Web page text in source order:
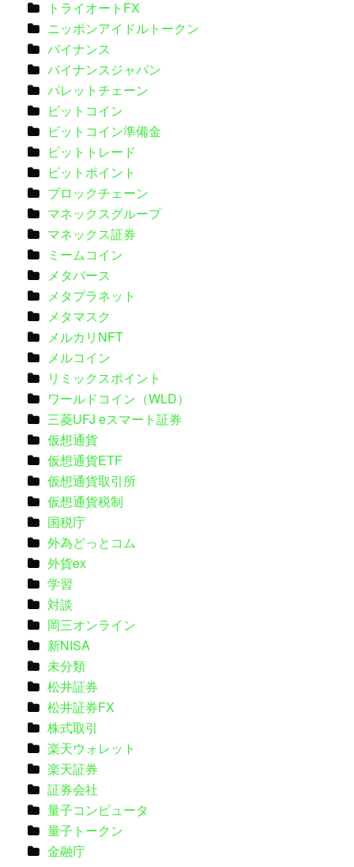
トライオートFX
ニッポンアイドルトークン
バイナンス
バイナンスジャパン
パレットチェーン
ビットコイン
ビットコイン準備金
ビットトレード
ビットポイント
ブロックチェーン
マネックスグループ
マネックス証券
ミームコイン
メタバース
メタプラネット
メタマスク
メルカリNFT
メルコイン
リミックスポイント
ワールドコイン（WLD）
三菱UFJ eスマート証券
仮想通貨
仮想通貨ETF
仮想通貨取引所
仮想通貨税制
国税庁
外為どっとコム
外貨ex
学習
対談
岡三オンライン
新NISA
未分類
松井証券
松井証券FX
株式取引
楽天ウォレット
楽天証券
証券会社
量子コンピュータ
量子トークン
金融庁